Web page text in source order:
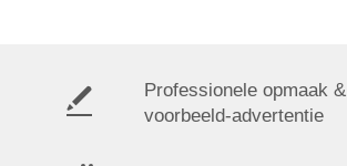
Professionele opmaak &
voorbeeld-advertentie